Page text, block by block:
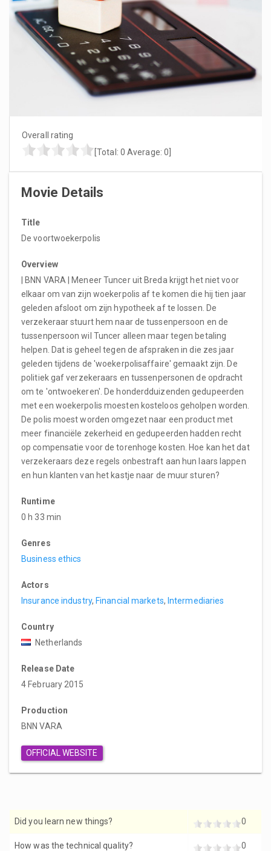
Overall rating
[Total: 0 Average: 0
Movie Details
Title
De voortwoekerpolis
Overview
| BNN VARA | Meneer Tuncer uit Breda krijgt het niet voor
elkaar om van zijn woekerpolis af te komen die hij tien jaar
geleden afsloot om zijn hypotheek af te lossen. De
verzekeraar stuurt hem naar de tussenpersoon en de
tussenpersoon wil Tuncer alleen maar tegen betaling
helpen. Dat is geheel tegen de afspraken in die zes jaar
geleden tijdens de 'woekerpolisaffaire' gemaakt zijn. De
politiek gaf verzekeraars en tussenpersonen de opdracht
om te 'ontwoekeren'. De honderdduizenden gedupeerden
met een woekerpolis moesten kosteloos geholpen worden.
De polis moest worden omgezet naar een product met
meer financiële zekerheid en gedupeerden hadden recht
op compensatie voor de torenhoge kosten. Hoe kan het dat
verzekeraars deze regels onbestraft aan hun laars lappen
en hun klanten van het kastje naar de muur sturen?
Runtime
0 h 33 min
Genres
Business ethics
Actors
Insurance industry, Financial markets, Intermediaries
Country
Netherlands
Release Date
4 February 2015
Production
BNN VARA
OFFICIAL WEBSITE
Did you learn new things? 0
How was the technical quality? 0